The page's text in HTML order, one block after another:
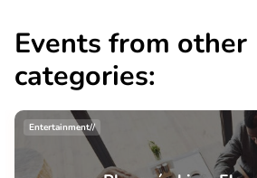
Events from other
categories:
Entertainment//